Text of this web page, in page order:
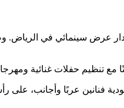
فنانين عربًا وأجانب، على